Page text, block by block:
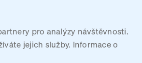
pro analýzy návštěvnosti.
jejich služby. Informace o